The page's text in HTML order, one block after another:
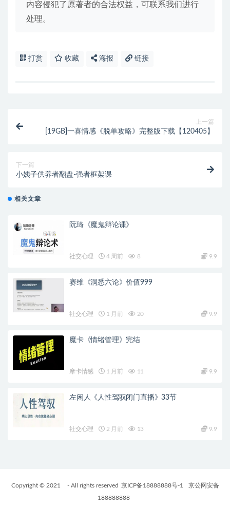
内容侵犯了原著者的合法权益，可联系我们进行
处理。
打赏 收藏 海报 链接
上一篇
[19GB]一喜情感《脱单攻略》完整版下载【120405】
下一篇
小姨子供养者翻盘-强者框架课
相关文章
阮琦《魔鬼辩论课》
社交心理 4 周前 8 9.9
赛维《洞悉六论》价值999
社交心理 1 月前 20 9.9
魔卡《情绪管理》完结
摩卡情感 1 月前 11 9.9
左闲人《人性驾驭闭门直播》33节
社交心理 2 月前 13 9.9
Copyright © 2021 - All rights reserved 京ICP备18888888号-1
京公网安备
188888888